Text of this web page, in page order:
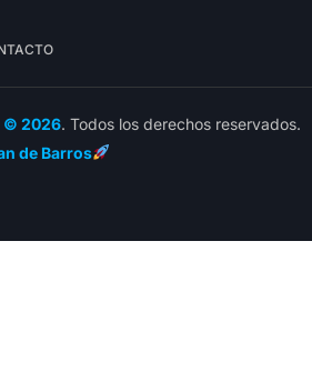
© 2026. Todos los derechos reservados.
de Barros